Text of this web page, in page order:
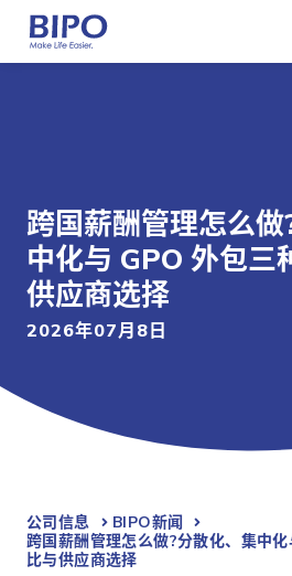
跨国薪酬管理怎么
中化与 GPO 外包三
供应商选择
2026年07月8日
公司信息
BIPO新闻​
跨国薪酬管理怎么做?分散化、集中
比与供应商选择